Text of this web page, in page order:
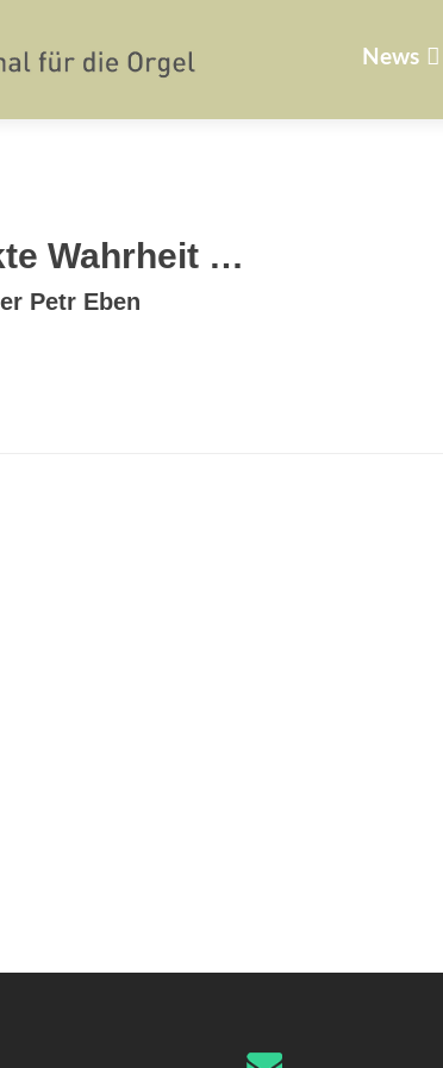
springen
News
Wahrheit …
Petr Eben